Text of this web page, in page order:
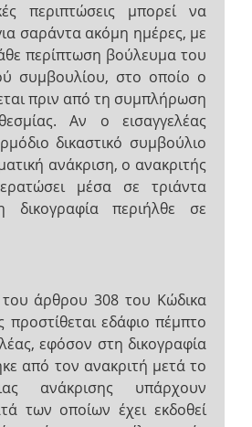
περιπτώσεις μπορεί να
σαράντα ακόμη ημέρες, με
περίπτωση βούλευμα του
συμβουλίου, στο οποίο ο
πριν από τη συμπλήρωση
Αν ο εισαγγελέας
δικαστικό συμβούλιο
ανάκριση, ο ανακριτής
μέσα σε τριάντα
περιήλθε σε
άρθρου 308 του Κώδικα
προστίθεται εδάφιο πέμπτο
εφόσον στη δικογραφία
από τον ανακριτή μετά το
ανάκρισης υπάρχουν
των οποίων έχει εκδοθεί